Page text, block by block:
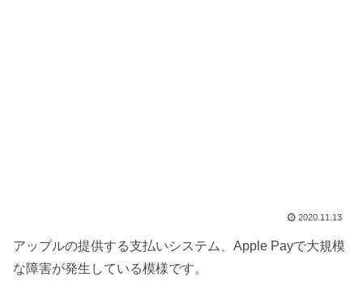
2020.11.13
アップルの提供する支払いシステム、Apple Payで大規模
な障害が発生している模様です。